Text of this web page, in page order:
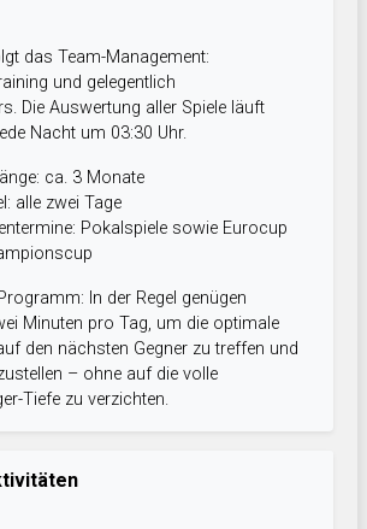
das Team-Management:
und gelegentlich
Die Auswertung aller Spiele läuft
Nacht um 03:30 Uhr.
ca. 3 Monate
alle zwei Tage
Pokalspiele sowie Eurocup
In der Regel genügen
Minuten pro Tag, um die optimale
den nächsten Gegner zu treffen und
– ohne auf die volle
Tiefe zu verzichten.